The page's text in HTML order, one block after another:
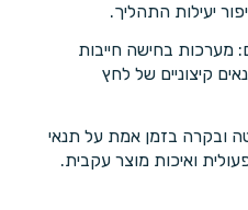
יעילות התהליך.
מערכות בחישה חייבות
קיצוניים של לחץ
ובקרה בזמן אמת על תנאי
ואיכות מוצר עקבית.